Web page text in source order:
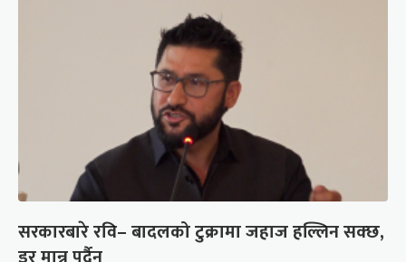
सरकारबारे रवि– बादलको टुक्रामा जहाज हल्लिन सक्छ,